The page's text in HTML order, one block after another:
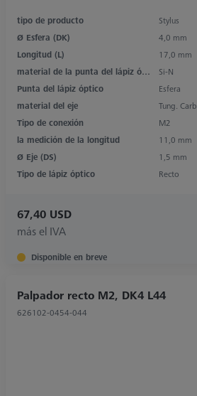
tipo de producto
Stylus
Ø Esfera (DK)
4,0 mm
Longitud (L)
17,0 mm
material de la punta del lápiz óptico
Si-N
Punta del lápiz óptico
Esfera
material del eje
Tung. Carb
Tipo de conexión
M2
la medición de la longitud
11,0 mm
Ø Eje (DS)
1,5 mm
Tipo de lápiz óptico
Recto
67,40 USD
más el IVA
Disponible en breve
Palpador recto M2, DK4 L44
626102-0454-044